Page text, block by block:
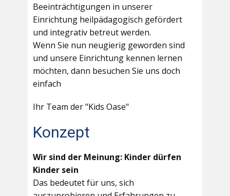
Beeinträchtigungen in unserer
Einrichtung heilpädagogisch gefördert
und integrativ betreut werden.
Wenn Sie nun neugierig geworden sind
und unsere Einrichtung kennen lernen
möchten, dann besuchen Sie uns doch
einfach
Ihr Team der "Kids Oase"
Konzept
Wir sind der Meinung: Kinder dürfen
Kinder sein
Das bedeutet für uns, sich